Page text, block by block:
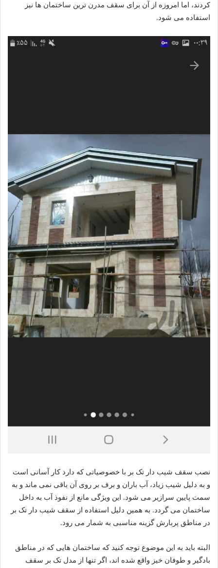
کردند، اما امروزه از آن برای سقف مدرن ترین ساختمان ها نیز
استفاده می شود.
نصب سقف شیب دار تک بر با خصوصیاتی که دارد کار آسانی است
و به دلیل شیب زیاد، آب باران و برف بر روی آن باقی نمی ماند و به
سمت پایین سرازیر می شود. این ویژگی مانع از نفوذ آب به داخل
ساختمان می گردد. به همین دلیل استفاده از سقف شیب دار تک بر
در مناطق پربارش گزینه مناسبی به شمار می رود.
البته باید به این موضوع توجه کنید که ساختمان هایی که در مناطق
بادگیر و طوفان خیز واقع شده اند، اگر تنها از مدل تک بر سقف